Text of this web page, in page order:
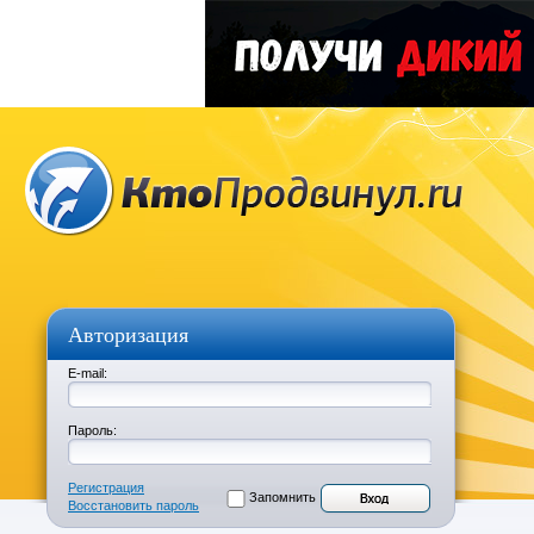
Авторизация
E-mail:
Пароль:
Регистрация
Восстановить пароль
Запомнить